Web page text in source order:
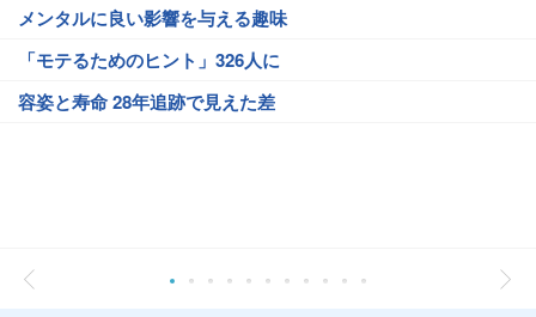
メンタルに良い影響を与える趣味
「モテるためのヒント」326人に
容姿と寿命 28年追跡で見えた差